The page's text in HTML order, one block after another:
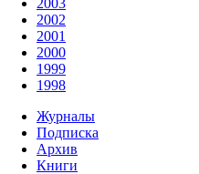
2003
2002
2001
2000
1999
1998
Журналы
Подписка
Архив
Книги